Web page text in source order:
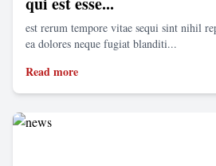
est rerum tempore vitae sequi sint nihil
ea dolores neque fugiat blanditi...
Read more